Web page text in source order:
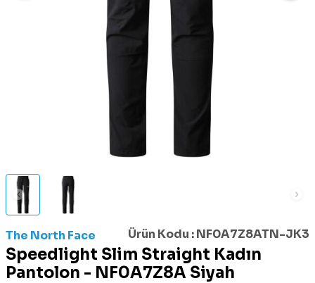
The North Face Ürün Kodu :NF0A7Z8ATN-JK3
Speedlight Slim Straight Kadın
Pantolon - NF0A7Z8A Siyah